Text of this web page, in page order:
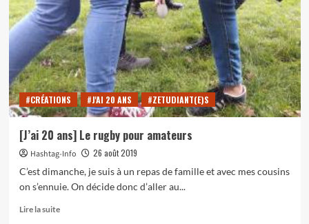
pas
votre
chien
monsieur »
#CRÉATIONS #J'AI 20 ANS #ZETUDIANT(E)S
[J’ai 20 ans] Le rugby pour amateurs
Hashtag-Info
26 août 2019
C’est dimanche, je suis à un repas de famille et avec mes cousins
on s’ennuie. On décide donc d’aller au...
Lire la suiteEn